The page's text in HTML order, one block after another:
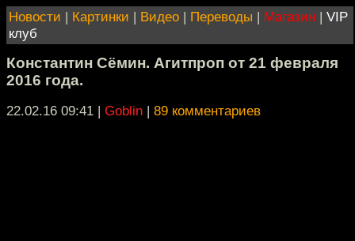
Новости | Картинки | Видео | Переводы | Магазин | VIP
клуб
Константин Сёмин. Агитпроп от 21 февраля
2016 года.
22.02.16 09:41 | Goblin | 89 комментариев